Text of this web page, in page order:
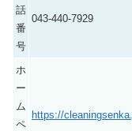
話
番
号
043-440-7929
ホ
ー
ム
ペ
https://